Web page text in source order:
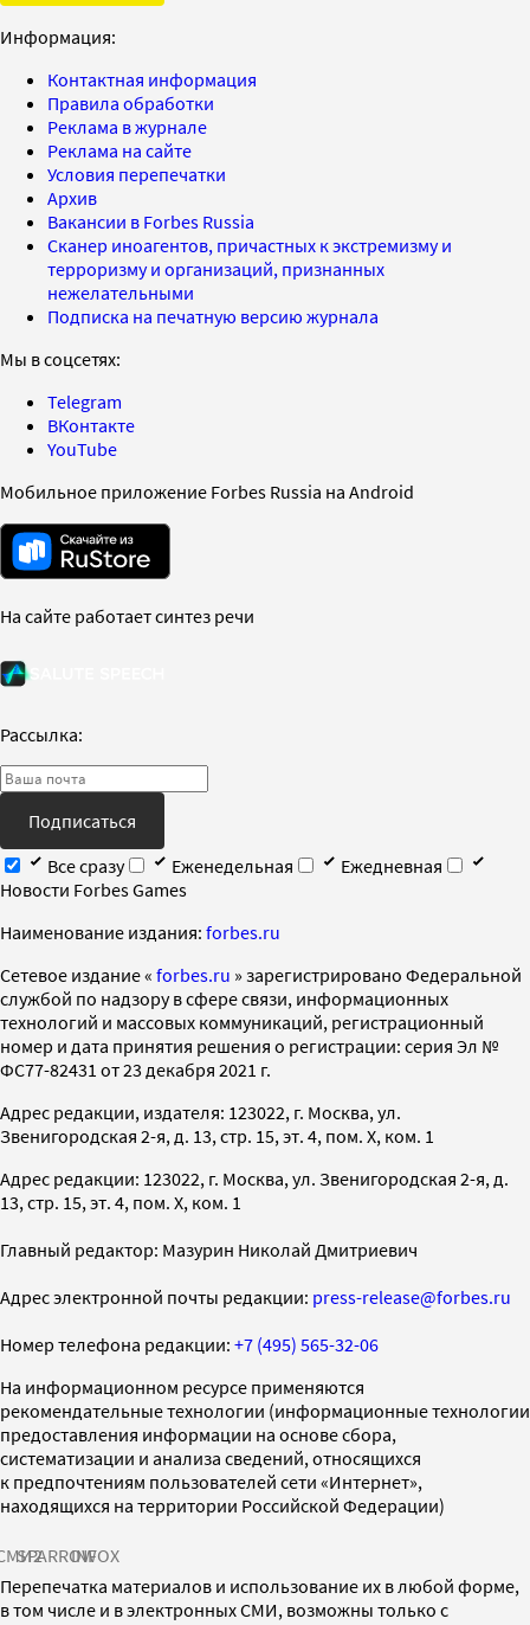
Информация:
Контактная информация
Правила обработки
Реклама в журнале
Реклама на сайте
Условия перепечатки
Архив
Вакансии в Forbes Russia
Сканер иноагентов, причастных к экстремизму и
терроризму и организаций, признанных
нежелательными
Подписка на печатную версию журнала
Мы в соцсетях:
Telegram
ВКонтакте
YouTube
Мобильное приложение Forbes Russia на Android
На сайте работает синтез речи
Рассылка:
Подписаться
Все сразу
Еженедельная
Ежедневная
Новости Forbes Games
Наименование издания: forbes.ru
Cетевое издание « forbes.ru » зарегистрировано Федеральной
службой по надзору в сфере связи, информационных
технологий и массовых коммуникаций, регистрационный
номер и дата принятия решения о регистрации: серия Эл №
ФС77-82431 от 23 декабря 2021 г.
Адрес редакции, издателя: 123022, г. Москва, ул.
Звенигородская 2-я, д. 13, стр. 15, эт. 4, пом. X, ком. 1
Адрес редакции: 123022, г. Москва, ул. Звенигородская 2-я, д.
13, стр. 15, эт. 4, пом. X, ком. 1
Главный редактор: Мазурин Николай Дмитриевич
Адрес электронной почты редакции: press-release@forbes.ru
Номер телефона редакции: +7 (495) 565-32-06
На информационном ресурсе применяются
рекомендательные технологии (информационные технологии
предоставления информации на основе сбора,
систематизации и анализа сведений, относящихся
к предпочтениям пользователей сети «Интернет»,
находящихся на территории Российской Федерации)
SPARROWINFOX
Перепечатка материалов и использование их в любой форме,
в том числе и в электронных СМИ, возможны только с